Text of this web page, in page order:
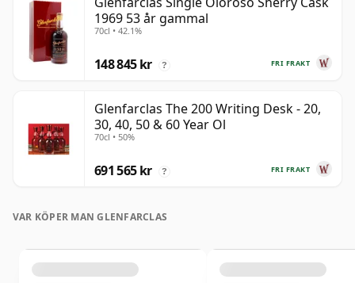
1969 53 år gammal
70cl • 42.1%
FRI FRAKT
148 845 kr ?
Glenfarclas The 200 Writing Desk - 20,
30, 40, 50 & 60 Year Ol
70cl • 50%
FRI FRAKT
691 565 kr ?
VAR KÖPER MAN GLENFARCLAS